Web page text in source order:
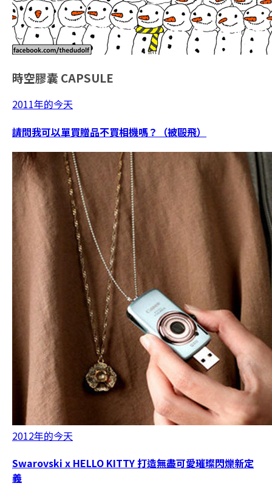
時空膠囊 CAPSULE
2011年的今天
請問我可以單買贈品不買相機嗎？（被毆飛）
2012年的今天
Swarovski x HELLO KITTY 打造無盡可愛璀璨閃爍新定
義